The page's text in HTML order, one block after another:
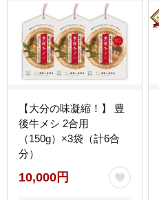
【大分の味凝縮！】 豊
後牛メシ 2合用
（150g）×3袋（計6合
分）
10,000円